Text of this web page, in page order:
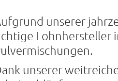
unserer
Lohnhersteller
unserer